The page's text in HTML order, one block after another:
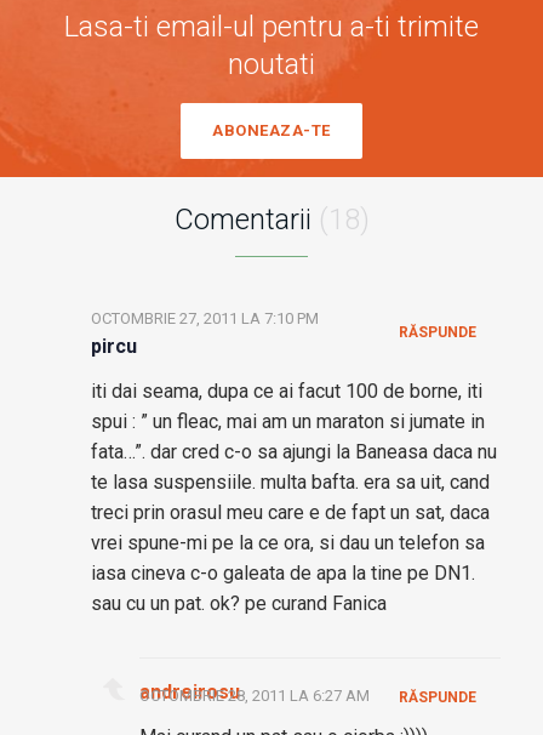
Lasa-ti email-ul pentru a-ti trimite
noutati
ABONEAZA-TE
Comentarii (18)
pircu
OCTOMBRIE 27, 2011 LA 7:10 PM
iti dai seama, dupa ce ai facut 100 de borne, iti
spui : ” un fleac, mai am un maraton si jumate in
fata…”. dar cred c-o sa ajungi la Baneasa daca nu
te lasa suspensiile. multa bafta. era sa uit, cand
treci prin orasul meu care e de fapt un sat, daca
vrei spune-mi pe la ce ora, si dau un telefon sa
iasa cineva c-o galeata de apa la tine pe DN1.
sau cu un pat. ok? pe curand Fanica
RĂSPUNDE
andreirosu
OCTOMBRIE 28, 2011 LA 6:27 AM RĂSPUNDE